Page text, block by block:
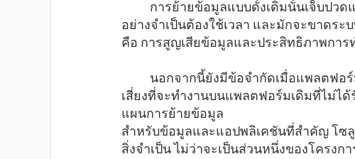
การย้ายข้อมูลแบบดั้งเดิมนั้นเจ็บ
อย่างจำเป็นต้องใช้เวลา และมักจะขาดร
คือ การสูญเสียข้อมูลและประสิทธิภาพการ
เสี่ยงที่จะทำงานบนแพลตฟอร์มเดิมที่ไม่ไ
แผนการย้ายข้อมูล
สำหรับข้อมูลและแอปพลิเคชันที่สำคัญ โซ
สิ่งจำเป็น ไม่ว่าจะเป็นส่วนหนึ่งของโครง